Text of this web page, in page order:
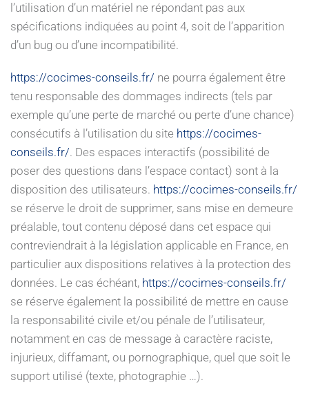
l’utilisation d’un matériel ne répondant pas aux
spécifications indiquées au point 4, soit de l’apparition
d’un bug ou d’une incompatibilité.
https://cocimes-conseils.fr/ ne pourra également être
tenu responsable des dommages indirects (tels par
exemple qu’une perte de marché ou perte d’une chance)
consécutifs à l’utilisation du site https://cocimes-
conseils.fr/. Des espaces interactifs (possibilité de
poser des questions dans l’espace contact) sont à la
disposition des utilisateurs. https://cocimes-conseils.fr/
se réserve le droit de supprimer, sans mise en demeure
préalable, tout contenu déposé dans cet espace qui
contreviendrait à la législation applicable en France, en
particulier aux dispositions relatives à la protection des
données. Le cas échéant, https://cocimes-conseils.fr/
se réserve également la possibilité de mettre en cause
la responsabilité civile et/ou pénale de l’utilisateur,
notamment en cas de message à caractère raciste,
injurieux, diffamant, ou pornographique, quel que soit le
support utilisé (texte, photographie …).